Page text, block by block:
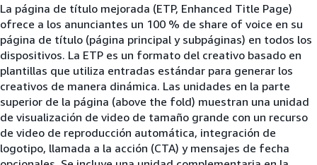
La página de título mejorada (ETP, Enhanced Title Page)
ofrece a los anunciantes un 100 % de share of voice en su
página de título (página principal y subpáginas) en todos los
dispositivos. La ETP es un formato del creativo basado en
plantillas que utiliza entradas estándar para generar los
creativos de manera dinámica. Las unidades en la parte
superior de la página (above the fold) muestran una unidad
de visualización de video de tamaño grande con un recurso
de video de reproducción automática, integración de
logotipo, llamada a la acción (CTA) y mensajes de fecha